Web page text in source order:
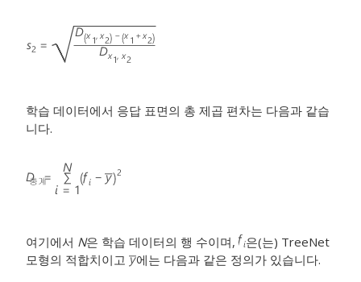
학습 데이터에서 응답 표면의 총 제곱 편차는 다음과 같습
니다.
여기에서 N은 학습 데이터의 행 수이며,
은(는) TreeNet
모형의 적합치이고
에는 다음과 같은 정의가 있습니다.